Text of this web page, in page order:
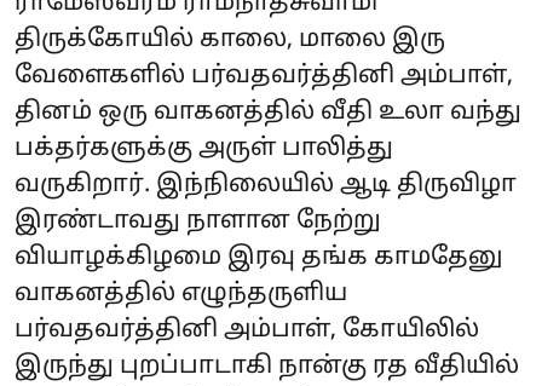
திருக்கோயில் காலை, மாலை இரு
வேளைகளில் பர்வதவர்த்தினி அம்பாள்,
தினம் ஒரு வாகனத்தில் வீதி உலா வந்து
பக்தர்களுக்கு அருள் பாலித்து
வருகிறார். இந்நிலையில் ஆடி திருவிழா
இரண்டாவது நாளான நேற்று
வியாழக்கிழமை இரவு தங்க காமதேனு
வாகனத்தில் எழுந்தருளிய
பர்வதவர்த்தினி அம்பாள், கோயிலில்
இருந்து புறப்பாடாகி நான்கு ரத வீதியில்